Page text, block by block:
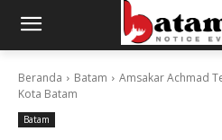
Beranda Batam
Amsakar Achmad
Kota Batam
Batam